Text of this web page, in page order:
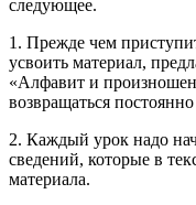
следующее.
1. Прежде чем
усвоить материал,
«Алфавит и
возвращаться
2. Каждый урок надо
сведений, которые в
материала.